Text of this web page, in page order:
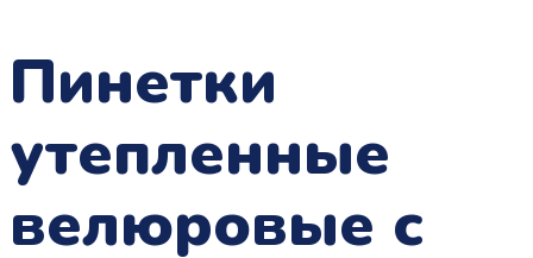
Пинетки
утепленные
велюровые с